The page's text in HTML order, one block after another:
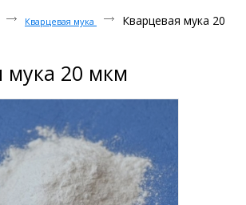
Кварцевая мука
Кварцевая мука 20
мука 20 мкм